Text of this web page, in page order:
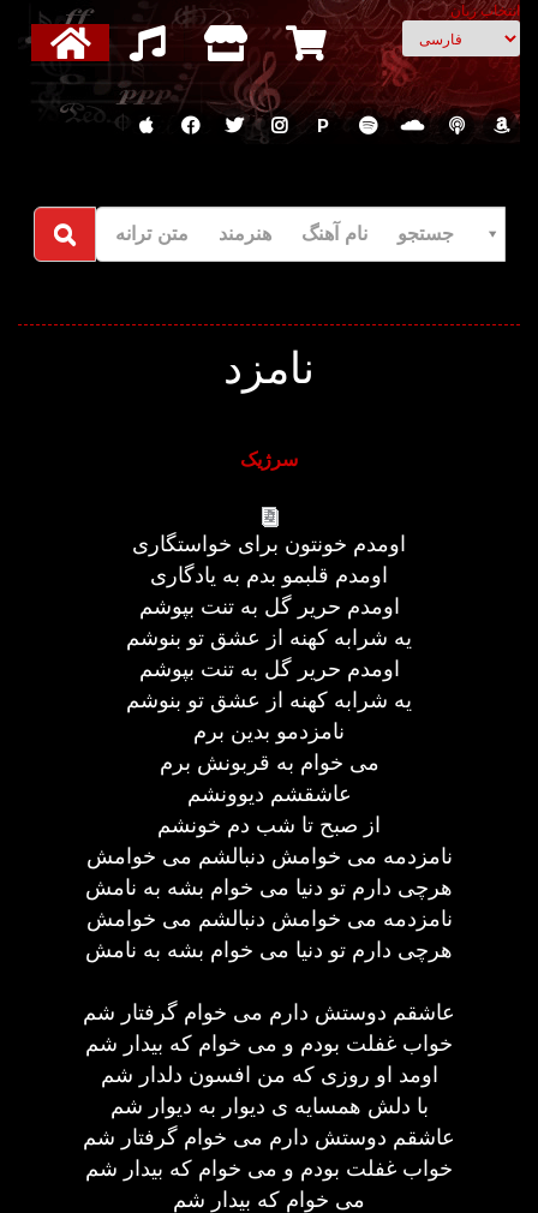
انتخاب زبان
P
جستجو نام آهنگ هنرمند متن ترانه
نامزد
سرژیک
اومدم خونتون برای خواستگاری
اومدم قلبمو بدم به یادگاری
اومدم حریر گل به تنت بپوشم
یه شرابه کهنه از عشق تو بنوشم
اومدم حریر گل به تنت بپوشم
یه شرابه کهنه از عشق تو بنوشم
نامزدمو بدین برم
می خوام به قربونش برم
عاشقشم دیوونشم
از صبح تا شب دم خونشم
نامزدمه می خوامش دنبالشم می خوامش
هرچی دارم تو دنیا می خوام بشه به نامش
نامزدمه می خوامش دنبالشم می خوامش
هرچی دارم تو دنیا می خوام بشه به نامش
عاشقم دوستش دارم می خوام گرفتار شم
خواب غفلت بودم و می خوام که بیدار شم
اومد او روزی که من افسون دلدار شم
با دلش همسایه ی دیوار به دیوار شم
عاشقم دوستش دارم می خوام گرفتار شم
خواب غفلت بودم و می خوام که بیدار شم
می خوام که بیدار شم